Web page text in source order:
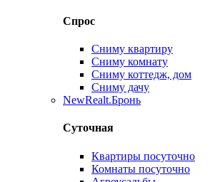
Спрос
Сниму квартиру
Сниму комнату
Сниму коттедж, дом
Сниму дачу
NewRealt.Бронь
Суточная
Квартиры посуточно
Комнаты посуточно